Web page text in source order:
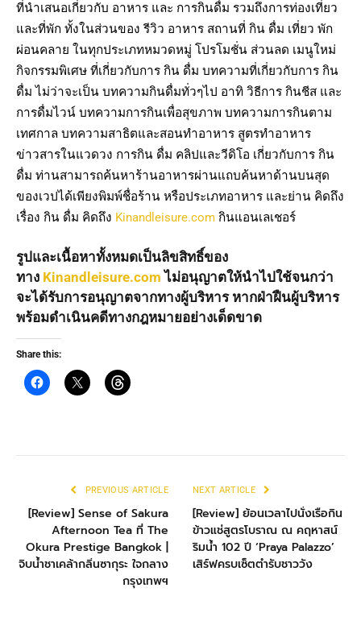
ที่นำเสนอเกี่ยวกับ อาหาร และ การกินดื่ม รวมถึงการท่องเที่ยว
และที่พัก ทั้งในส่วนของ รีวิว อาหาร สถานที่ กิน ดื่ม เที่ยว พัก
ผ่อนคลาย ในทุกประเภทหมวดหมู่ โปรโมชั่น ส่วนลด เมนูใหม่
กิจกรรมพิเศษ ที่เกี่ยวกับการ กิน ดื่ม บทความที่เกี่ยวกับการ กิน
ดื่ม ไม่ว่าจะเป็น บทความกินดื่มทั่วๆไป อาทิ วิธีการ กินชีส และ
การดื่มไวน์ บทความการกินเพื่อสุขภาพ บทความการกินตาม
เทศกาล บทความสาธิตและสอนทำอาหาร สูตรทำอาหาร
ข่าวสารในแวดวง การกิน ดื่ม คลิปและวีดิโอ เกี่ยวกับการ กิน
ดื่ม ท่านสามารถค้นหาร้านอาหารผ่านแถบค้นหาด้านบนสุด
ของเวปได้เพียงพิมพ์ชื่อร้าน หรือประเภทอาหาร และย่าน คิดถึง
เรื่อง กิน ดื่ม คิดถึง Kinandleisure.com กินแอนเลเชอร์
รูปและเนื้อหาทั้งหมดเป็นลิขสิทธิ์ของ
ทาง Kinandleisure.com ไม่อนุญาตให้นำไปใช้จนกว่า
จะได้รับการอนุญาตจากทางผู้บริหาร หากฝ่าฝืนผู้บริหาร
พร้อมดำเนินคดีทางกฎหมายอย่างเด็ดขาด
Share this:
PREVIOUS ARTICLE
[Review] Sense of Sakura
Afternoon Tea ที่ The
Okura Prestige Bangkok |
จิบน้ำชาเคล้ากลิ่นซากุระ ใจกลาง
กรุงเทพฯ
NEXT ARTICLE
[Review] ย้อนเวลาไปนั่งเรือกิน
ข้าวแช่สูตรโบราณ ณ คฤหาสน์
ริมน้ำ 102 ปี ‘Praya Palazzo’
เสิร์ฟครบเซ็ตตำรับชาววัง